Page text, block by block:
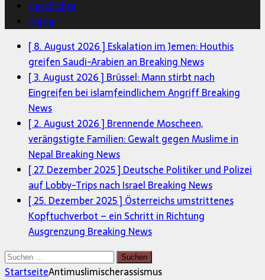
Geschichte
Kultur
[ 8. August 2026 ] Eskalation im Jemen: Houthis
greifen Saudi-Arabien an Breaking News
[ 3. August 2026 ] Brüssel: Mann stirbt nach
Eingreifen bei islamfeindlichem AngriffBreaking
News
[ 2. August 2026 ] Brennende Moscheen,
verängstigte Familien: Gewalt gegen Muslime in
Nepal Breaking News
[ 27. Dezember 2025 ] Deutsche Politiker und Polizei
auf Lobby-Trips nach Israel Breaking News
[ 25. Dezember 2025 ] Österreichs umstrittenes
Kopftuchverbot – ein Schritt in Richtung
Ausgrenzung Breaking News
Suchen
nach:
StartseiteAntimuslimischerassismus